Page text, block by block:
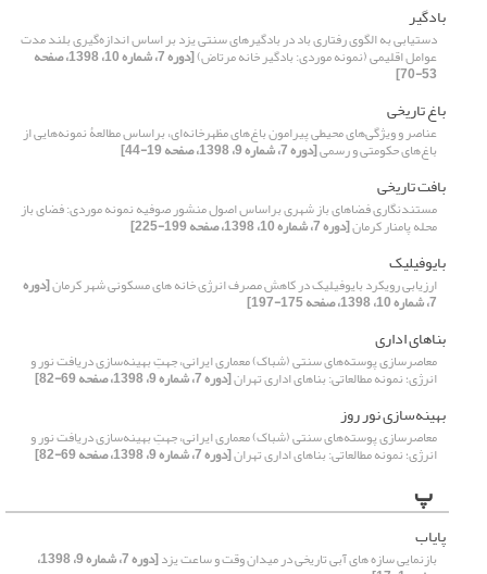
بادگیر
دستیابی به الگوی رفتاری باد در بادگیرهای سنتی یزد بر اساس اندازه‌گیری بلند مدت
عوامل اقلیمی (نمونه موردی: بادگیر خانه مرتاض) [دوره 7، شماره 10، 1398، صفحه
53-70]
باغ تاریخی
عناصر و ویژگی‌های محیطی پیرامون باغ‌های مظهرخانه‌ای، براساس مطالعۀ نمونه‌هایی از
باغ‌های حکومتی و رسمی[دوره 7، شماره 9، 1398، صفحه 19-44]
بافت تاریخی
مستندنگاری فضاهای باز شهری براساس اصول منشور صوفیه نمونه موردی: فضای باز
محله پامنار کرمان[دوره 7، شماره 10، 1398، صفحه 199-225]
بایوفیلیک
ارزیابی رویکرد بایوفیلیک در کاهش مصرف انرژی خانه های مسکونی شهر کرمان[دوره
7، شماره 10، 1398، صفحه 175-197]
بناهای اداری
معاصرسازی پوسته‌های سنتی (شباک) معماری ایرانی، جهتِ بهینه‌سازی دریافت نور و
انرژی؛ نمونه مطالعاتی: بناهای اداری تهران[دوره 7، شماره 9، 1398، صفحه 69-82]
بهینه‌سازی نور روز
معاصرسازی پوسته‌های سنتی (شباک) معماری ایرانی، جهتِ بهینه‌سازی دریافت نور و
انرژی؛ نمونه مطالعاتی: بناهای اداری تهران[دوره 7، شماره 9، 1398، صفحه 69-82]
پ
پایاب
بازنمایی سازه های آبی تاریخی در میدان وقت و ساعت یزد [دوره 7، شماره 9، 1398،